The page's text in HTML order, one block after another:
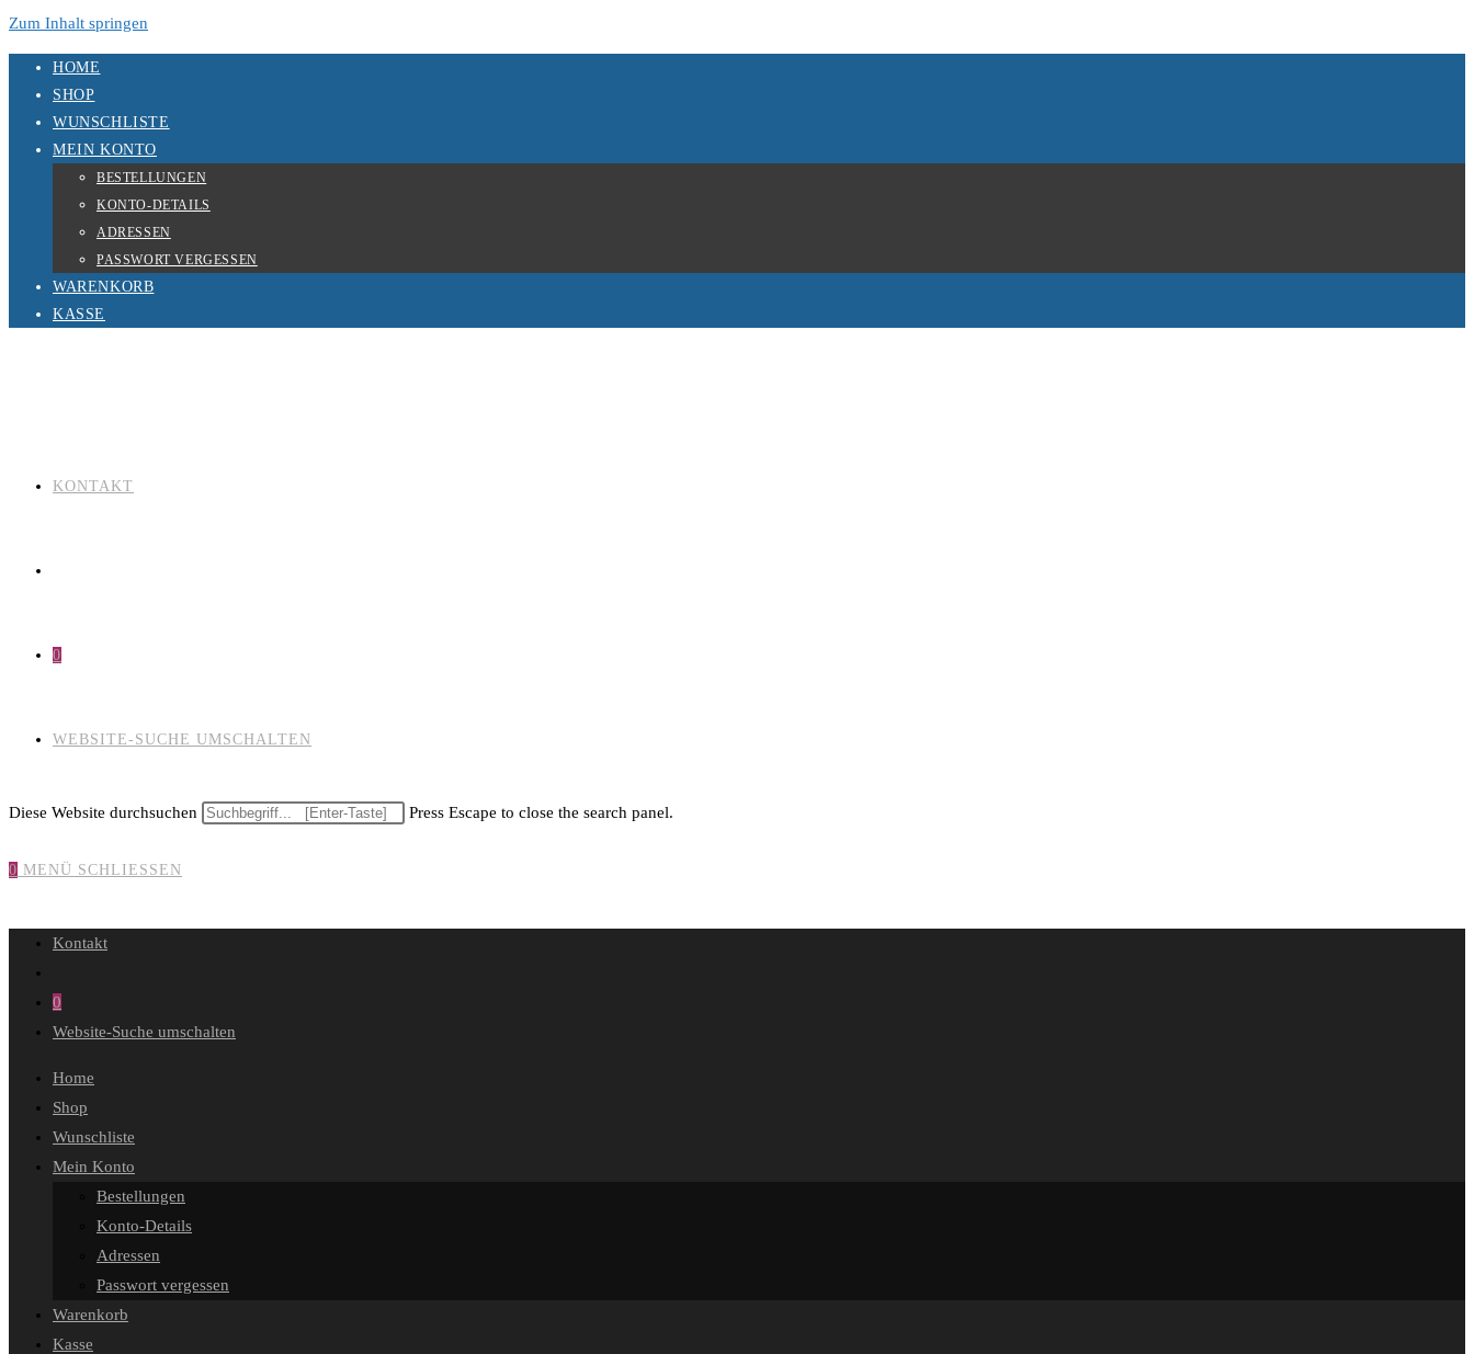
Zum Inhalt springen
HOME
SHOP
WUNSCHLISTE
MEIN KONTO
BESTELLUNGEN
KONTO-DETAILS
ADRESSEN
PASSWORT VERGESSEN
WARENKORB
KASSE
KONTAKT
0
WEBSITE-SUCHE UMSCHALTEN
Diese Website durchsuchen Press Escape to close the search panel.
0 MENÜ SCHLIESSEN
Kontakt
0
Website-Suche umschalten
Home
Shop
Wunschliste
Mein Konto
Bestellungen
Konto-Details
Adressen
Passwort vergessen
Warenkorb
Kasse